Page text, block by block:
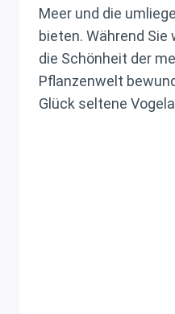
Meer und die
bieten. Während Sie
die Schönheit der
Pflanzenwelt
Glück seltene